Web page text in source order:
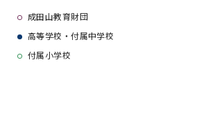
よくある質問
大学等合格実績
成田山教育財団
高等学校・付属中学校
付属小学校